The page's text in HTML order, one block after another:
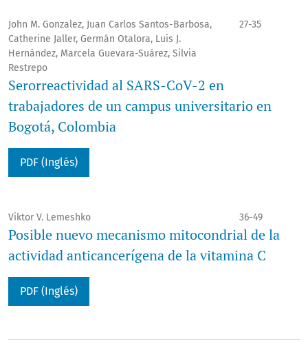
John M. Gonzalez, Juan Carlos Santos-Barbosa,
Catherine Jaller, Germán Otalora, Luis J.
Hernández, Marcela Guevara-Suárez, Silvia
Restrepo
27-35
Serorreactividad al SARS-CoV-2 en
trabajadores de un campus universitario en
Bogotá, Colombia
PDF (Inglés)
Viktor V. Lemeshko 36-49
Posible nuevo mecanismo mitocondrial de la
actividad anticancerígena de la vitamina C
PDF (Inglés)